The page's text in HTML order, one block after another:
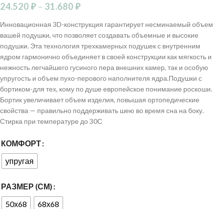
24.520₽ – 31.680₽
Инновационная 3D-конструкция гарантирует несминаемый объем
вашей подушки, что позволяет создавать объемные и высокие
подушки. Эта технология трехкамерных подушек с внутренним
ядром гармонично объединяет в своей конструкции как мягкость и
нежность легчайшего гусиного пера внешних камер, так и особую
упругость и объем пухо-перового наполнителя ядра.Подушки с
бортиком-для тех, кому по душе европейское понимание роскоши.
Бортик увеличивает объем изделия, повышая ортопедические
свойства — правильно поддерживать шею во время сна на боку.
Стирка при температуре до 30С
КОМФОРТ
упругая
РАЗМЕР (СМ)
50х68
68х68